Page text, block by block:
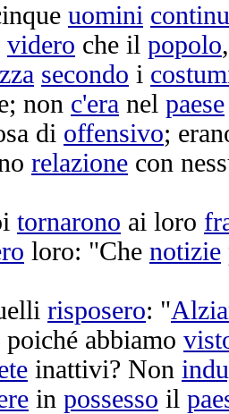
uomini
videro che il popolo
secondo i
; non c'era nel paese
di offensivo;
relazione con
tornarono ai loro
loro: "Che notizie
risposero: "
poiché abbiamo
inattivi? Non
in possesso il